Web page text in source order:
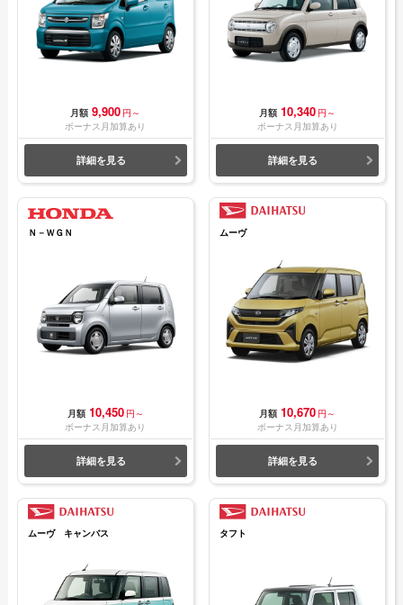
月額 9,900 円～
ボーナス月加算あり
詳細を見る
月額 10,340 円～
ボーナス月加算あり
詳細を見る
Ｎ－ＷＧＮ
月額 10,450 円～
ボーナス月加算あり
詳細を見る
ムーヴ
月額 10,670 円～
ボーナス月加算あり
詳細を見る
ムーヴ キャンバス タフト